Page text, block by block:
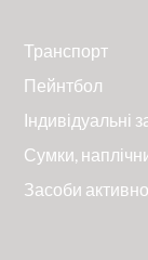
Транспорт
Пейнтбол
Індивідуальні
Сумки,
Засоби